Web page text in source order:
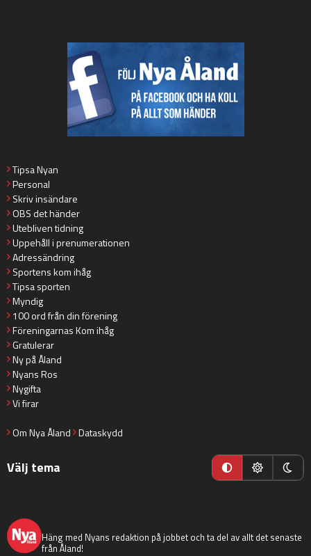
Tipsa Nyan
Personal
Skriv insändare
OBS det händer
Utebliven tidning
Uppehåll i prenumerationen
Adressändring
Sportens kom ihåg
Tipsa sporten
Myndig
100 ord från din förening
Föreningarnas Kom ihåg
Gratulerar
Ny på Åland
Nyans Ros
Nygifta
Vi firar
Om Nya Åland Dataskydd
Välj tema
Häng med Nyans redaktion på jobbet och ta del av allt det senaste
från Åland!